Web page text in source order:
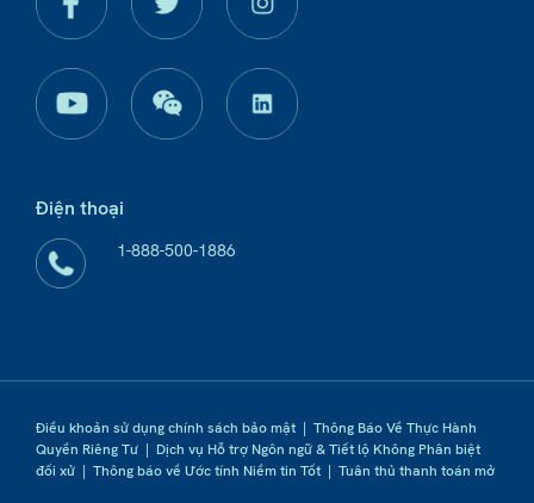
Điện thoại
1-888-500-1886
Điều khoản sử dụng chính sách bảo mật | Thông Báo Về Thực Hành
Quyền Riêng Tư | Dịch vụ Hỗ trợ Ngôn ngữ & Tiết lộ Không Phân biệt
đối xử | Thông báo về Ước tính Niềm tin Tốt | Tuân thủ thanh toán mở